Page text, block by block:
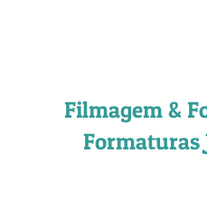
Filmagem &
Formaturas